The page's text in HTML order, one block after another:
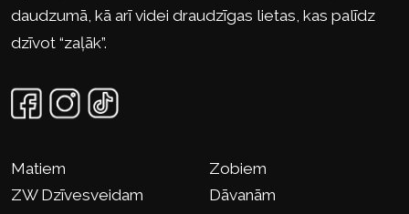
daudzumā, kā arī videi draudzīgas lietas, kas palīdz
dzīvot “zaļāk”.
Matiem
Zobiem
ZW Dzīvesveidam
Dāvanām